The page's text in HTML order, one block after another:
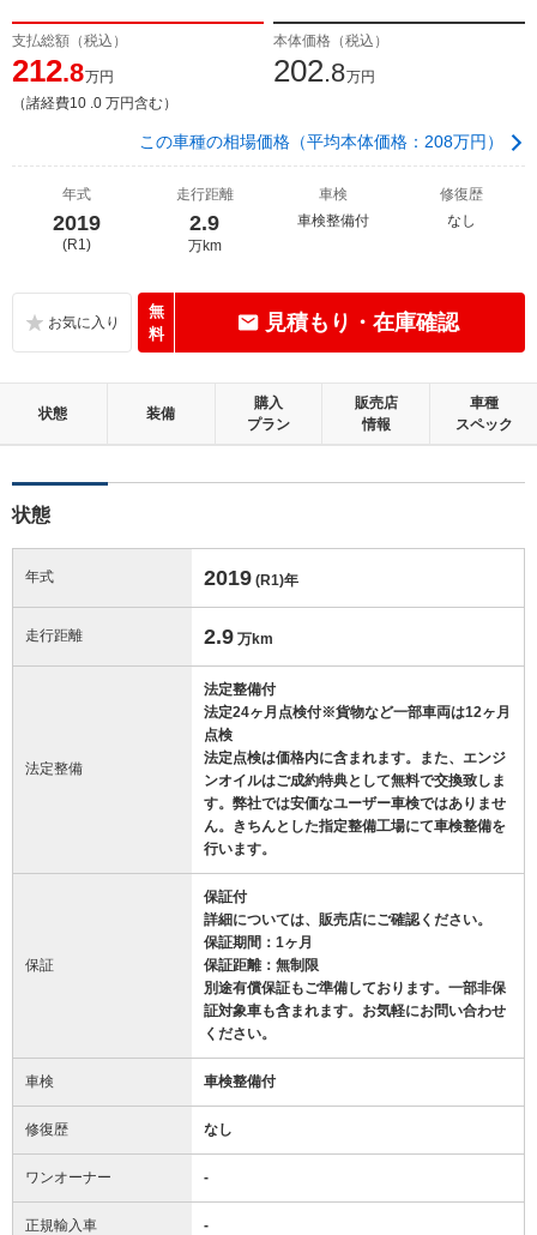
支払総額（税込）
212.8万円
（諸経費10 .0 万円含む）
本体価格（税込）
202.8万円
この車種の相場価格（平均本体価格：208万円）
年式
2019
(R1)
走行距離
2.9
万km
車検
車検整備付
修復歴
なし
無
料
見積もり・在庫確認
状態 装備
購入
プラン
販売店
情報
車種
スペック
状態
年式 2019 (R1)年
走行距離 2.9 万km
法定整備
法定整備付
法定24ヶ月点検付※貨物など一部車両は12ヶ月
点検
法定点検は価格内に含まれます。また、エンジ
ンオイルはご成約特典として無料で交換致しま
す。弊社では安価なユーザー車検ではありませ
ん。きちんとした指定整備工場にて車検整備を
行います。
保証
保証付
詳細については、販売店にご確認ください。
保証期間：1ヶ月
保証距離：無制限
別途有償保証もご準備しております。一部非保
証対象車も含まれます。お気軽にお問い合わせ
ください。
車検 車検整備付
修復歴 なし
ワンオーナー -
正規輸入車 -